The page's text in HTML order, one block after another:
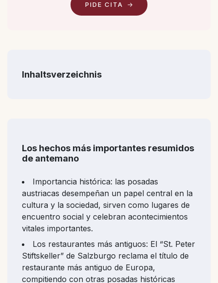
PIDE CITA
Inhaltsverzeichnis
Los hechos más importantes resumidos
de antemano
Importancia histórica: las posadas
austriacas desempeñan un papel central en la
cultura y la sociedad, sirven como lugares de
encuentro social y celebran acontecimientos
vitales importantes.
Los restaurantes más antiguos: El “St. Peter
Stiftskeller” de Salzburgo reclama el título de
restaurante más antiguo de Europa,
compitiendo con otras posadas históricas